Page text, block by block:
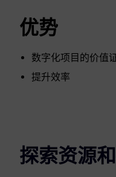
优势
数字化项目的价值
提升效率
探索资源